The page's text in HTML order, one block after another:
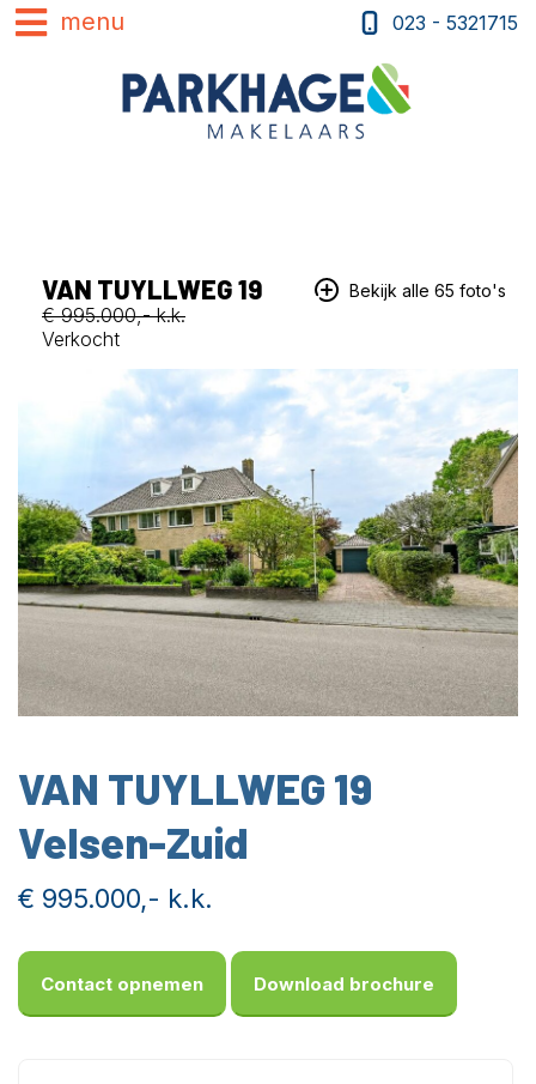
023 - 5321715
VAN TUYLLWEG 19
€ 995.000,- k.k.
Verkocht
Bekijk alle 65 foto's
VAN TUYLLWEG 19
Velsen-Zuid
€ 995.000,- k.k.
Contact opnemen Download brochure